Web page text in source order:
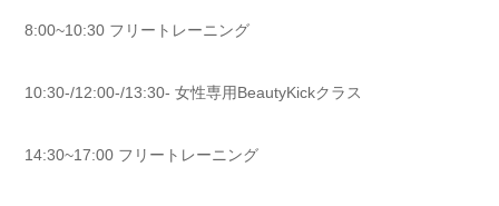
8:00~10:30 フリートレーニング
10:30-/12:00-/13:30- 女性専用BeautyKickクラス
14:30~17:00 フリートレーニング